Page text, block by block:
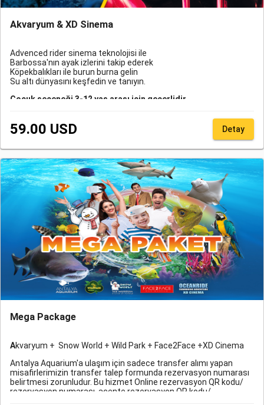
Akvaryum & XD Sinema
Advenced rider sinema teknolojisi ile
Barbossa'nın ayak izlerini takip ederek
Köpekbalıkları ile burun burna gelin
Su altı dünyasını keşfedin ve tanıyın.
Çocuk seçeneği 3-12 yaş arası için geçerlidir.
Antalya Aquarium'a ulaşım için sadece transfer alımı yapan
misafirlerimizin transfer talep formunda rezervasyon
numarası belirtmesi zorunludur. Bu hizmet Online
gününe ait fiziksel bileti olan misafirlerimize
verilebilmektedir.
59.00 USD Detay
Mega Package
Akvaryum + Snow World + Wild Park + Face2Face +XD Cinema
Antalya Aquarium'a ulaşım için sadece transfer alımı yapan
misafirlerimizin transfer talep formunda rezervasyon numarası
belirtmesi zorunludur. Bu hizmet Online rezervasyon QR kodu/
rezervasyon numarası, acente rezervasyon QR kodu/